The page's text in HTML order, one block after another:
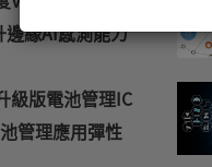
緣AI感測能力
級版電池管理IC
管理應用彈性